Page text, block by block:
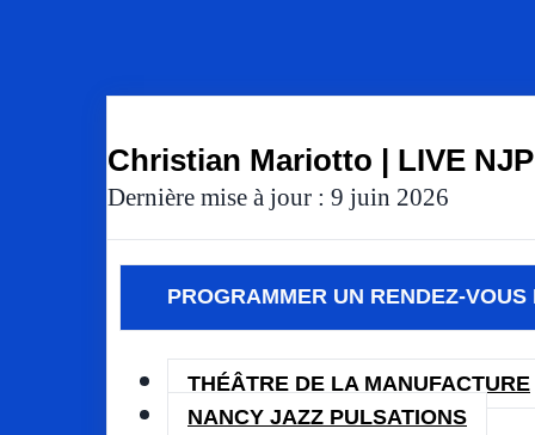
Christian Mariotto | LIVE
Dernière mise à jour : 9 juin 2026
PROGRAMMER UN RENDEZ-VOUS
THÉÂTRE DE LA MANUFACTURE
NANCY JAZZ PULSATIONS